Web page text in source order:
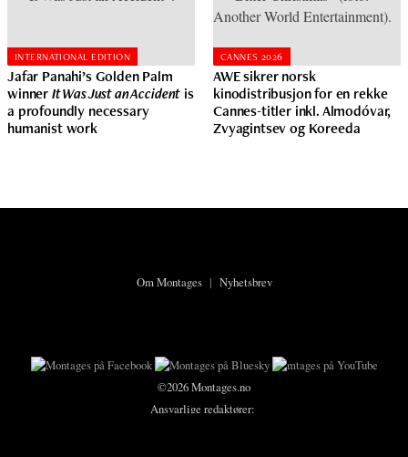
INTERNATIONAL EDITION
Jafar Panahi’s Golden Palm
winnerIt Was Just an Accident is
a profoundly necessary
humanist work
CANNES 2026
AWE sikrer norsk
kinodistribusjon for en rekke
Cannes-titler inkl. Almodóvar,
Zvyagintsev og Koreeda
Om Montages| Nyhetsbrev
©2026 Montages.no
Ansvarlige redaktører: